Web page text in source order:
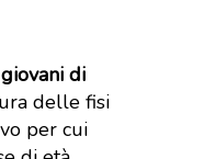
di
delle fisi
per cui